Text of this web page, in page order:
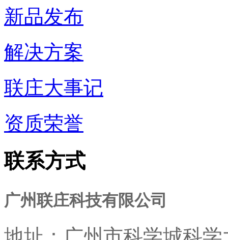
新品发布
解决方案
联庄大事记
资质荣誉
联系方式
广州联庄科技有限公司